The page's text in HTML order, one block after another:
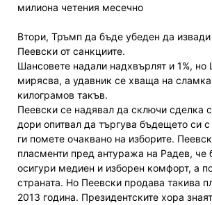
милиона четения месечно
Втори, Тръмп да бъде убеден да извади
Пеевски от санкциите.
Шансовете надали надхвърлят и 1%,
мирясва, а удавник се хваща на
килограмов такъв.
Пеевски се надявал да сключи сделка
дори опитвал да търгува бъдещето си
ги помете очаквано на изборите.
пласменти пред антуража на Радев, че
осигури медиен и изборен комфорт, а
страната. Но Пеевски продава такива
2013 година. Президентските хора